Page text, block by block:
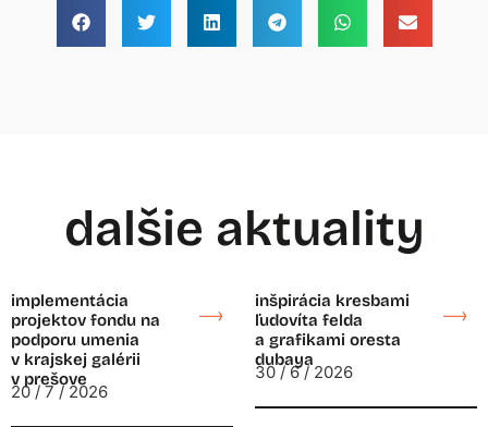
dalšie aktuality
implementácia
projektov fondu na
podporu umenia
v krajskej galérii
v prešove
20 / 7 / 2026
inšpirácia kresbami
ľudovíta felda
a grafikami oresta
dubaya
30 / 6 / 2026